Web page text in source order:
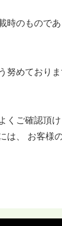
時のもので
努めており
ご確認頂け
は、 お客様